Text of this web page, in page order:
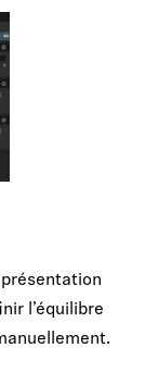
l’équilibre